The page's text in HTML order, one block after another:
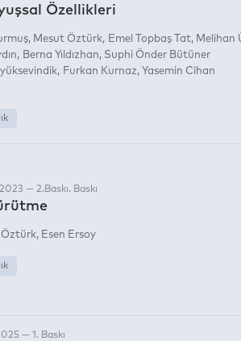
Özellikleri
Mesut Öztürk Emel Topbaş Tat
Melihan
Berna Yıldızhan
Suphi Önder Bütüner
Furkan Kurnaz
Yasemin Cihan
— 2.Baskı. Baskı
Öztürk Esen Ersoy
— 1. Baskı